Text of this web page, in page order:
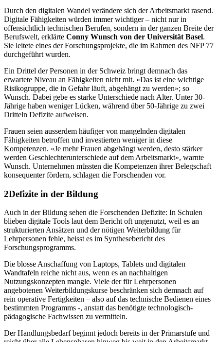
Durch den digitalen Wandel verändere sich der Arbeitsmarkt rasend.
Digitale Fähigkeiten würden immer wichtiger – nicht nur in
offensichtlich technischen Berufen, sondern in der ganzen Breite der
Berufswelt, erklärte Conny Wunsch von der Universität Basel.
Sie leitete eines der Forschungsprojekte, die im Rahmen des NFP 77
durchgeführt wurden.
Ein Drittel der Personen in der Schweiz bringt demnach das
erwartete Niveau an Fähigkeiten nicht mit. «Das ist eine wichtige
Risikogruppe, die in Gefahr läuft, abgehängt zu werden»; so
Wunsch. Dabei gebe es starke Unterschiede nach Alter. Unter 30-
Jährige haben weniger Lücken, während über 50-Jährige zu zwei
Dritteln Defizite aufweisen.
Frauen seien ausserdem häufiger von mangelnden digitalen
Fähigkeiten betroffen und investierten weniger in diese
Kompetenzen. «Je mehr Frauen abgehängt werden, desto stärker
werden Geschlechterunterschiede auf dem Arbeitsmarkt», warnte
Wunsch. Unternehmen müssten die Kompetenzen ihrer Belegschaft
konsequenter fördern, schlagen die Forschenden vor.
Defizite in der Bildung
Auch in der Bildung sehen die Forschenden Defizite: In Schulen
blieben digitale Tools laut dem Bericht oft ungenutzt, weil es an
strukturierten Ansätzen und der nötigen Weiterbildung für
Lehrpersonen fehle, heisst es im Synthesebericht des
Forschungsprogramms.
Die blosse Anschaffung von Laptops, Tablets und digitalen
Wandtafeln reiche nicht aus, wenn es an nachhaltigen
Nutzungskonzepten mangle. Viele der für Lehrpersonen
angebotenen Weiterbildungskurse beschränken sich demnach auf
rein operative Fertigkeiten – also auf das technische Bedienen eines
bestimmten Programms -, anstatt das benötigte technologisch-
pädagogische Fachwissen zu vermitteln.
Der Handlungsbedarf beginnt jedoch bereits in der Primarstufe und